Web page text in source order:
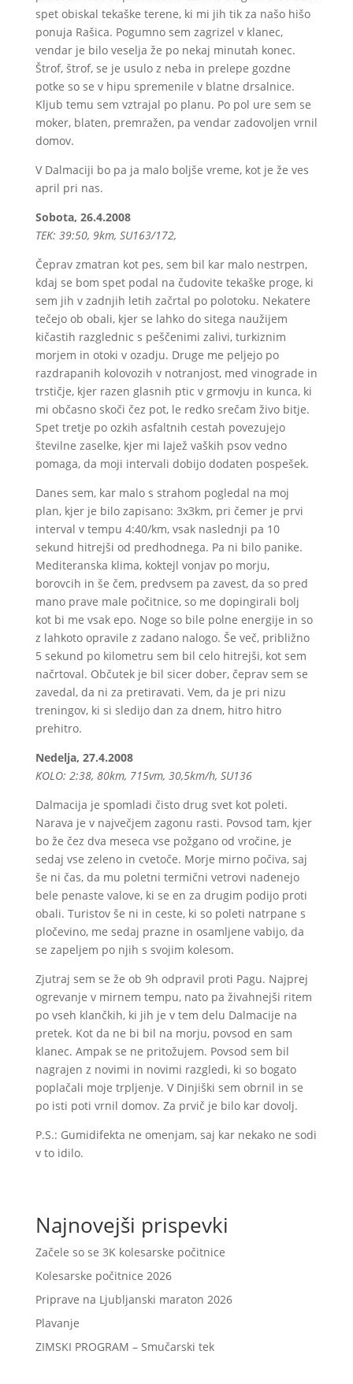
spet obiskal tekaške terene, ki mi jih tik za našo hišo
ponuja Rašica. Pogumno sem zagrizel v klanec,
vendar je bilo veselja že po nekaj minutah konec.
Štrof, štrof, se je usulo z neba in prelepe gozdne
potke so se v hipu spremenile v blatne drsalnice.
Kljub temu sem vztrajal po planu. Po pol ure sem se
moker, blaten, premražen, pa vendar zadovoljen vrnil
domov.
V Dalmaciji bo pa ja malo boljše vreme, kot je že ves
april pri nas.
Sobota, 26.4.2008
TEK: 39:50, 9km, SU163/172,
Čeprav zmatran kot pes, sem bil kar malo nestrpen,
kdaj se bom spet podal na čudovite tekaške proge, ki
sem jih v zadnjih letih začrtal po polotoku. Nekatere
tečejo ob obali, kjer se lahko do sitega naužijem
kičastih razglednic s peščenimi zalivi, turkiznim
morjem in otoki v ozadju. Druge me peljejo po
razdrapanih kolovozih v notranjost, med vinograde in
trstičje, kjer razen glasnih ptic v grmovju in kunca, ki
mi občasno skoči čez pot, le redko srečam živo bitje.
Spet tretje po ozkih asfaltnih cestah povezujejo
številne zaselke, kjer mi lajež vaških psov vedno
pomaga, da moji intervali dobijo dodaten pospešek.
Danes sem, kar malo s strahom pogledal na moj
plan, kjer je bilo zapisano: 3x3km, pri čemer je prvi
interval v tempu 4:40/km, vsak naslednji pa 10
sekund hitrejši od predhodnega. Pa ni bilo panike.
Mediteranska klima, koktejl vonjav po morju,
borovcih in še čem, predvsem pa zavest, da so pred
mano prave male počitnice, so me dopingirali bolj
kot bi me vsak epo. Noge so bile polne energije in so
z lahkoto opravile z zadano nalogo. Še več, približno
5 sekund po kilometru sem bil celo hitrejši, kot sem
načrtoval. Občutek je bil sicer dober, čeprav sem se
zavedal, da ni za pretiravati. Vem, da je pri nizu
treningov, ki si sledijo dan za dnem, hitro hitro
prehitro.
Nedelja, 27.4.2008
KOLO: 2:38, 80km, 715vm, 30,5km/h, SU136
Dalmacija je spomladi čisto drug svet kot poleti.
Narava je v največjem zagonu rasti. Povsod tam, kjer
bo že čez dva meseca vse požgano od vročine, je
sedaj vse zeleno in cvetoče. Morje mirno počiva, saj
še ni čas, da mu poletni termični vetrovi nadenejo
bele penaste valove, ki se en za drugim podijo proti
obali. Turistov še ni in ceste, ki so poleti natrpane s
pločevino, me sedaj prazne in osamljene vabijo, da
se zapeljem po njih s svojim kolesom.
Zjutraj sem se že ob 9h odpravil proti Pagu. Najprej
ogrevanje v mirnem tempu, nato pa živahnejši ritem
po vseh klančkih, ki jih je v tem delu Dalmacije na
pretek. Kot da ne bi bil na morju, povsod en sam
klanec. Ampak se ne pritožujem. Povsod sem bil
nagrajen z novimi in novimi razgledi, ki so bogato
poplačali moje trpljenje. V Dinjiški sem obrnil in se
po isti poti vrnil domov. Za prvič je bilo kar dovolj.
P.S.: Gumidifekta ne omenjam, saj kar nekako ne sodi
v to idilo.
Najnovejši prispevki
Začele so se 3K kolesarske počitnice
Kolesarske počitnice 2026
Priprave na Ljubljanski maraton 2026
Plavanje
ZIMSKI PROGRAM – Smučarski tek